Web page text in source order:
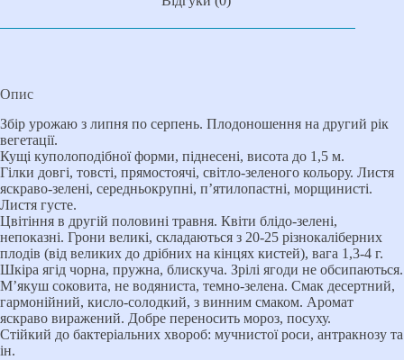
Опис
Збір урожаю з липня по серпень. Плодоношення на другий рік
вегетації.
Кущі куполоподібної форми, піднесені, висота до 1,5 м.
Гілки довгі, товсті, прямостоячі, світло-зеленого кольору. Листя
яскраво-зелені, середньокрупні, п’ятилопастні, морщинисті.
Листя густе.
Цвітіння в другій половині травня. Квіти блідо-зелені,
непоказні. Грони великі, складаються з 20-25 різнокаліберних
плодів (від великих до дрібних на кінцях кистей), вага 1,3-4 г.
Шкіра ягід чорна, пружна, блискуча. Зрілі ягоди не обсипаються.
М’якуш соковита, не водяниста, темно-зелена. Смак десертний,
гармонійний, кисло-солодкий, з винним смаком. Аромат
яскраво виражений. Добре переносить мороз, посуху.
Стійкий до бактеріальних хвороб: мучнистої роси, антракнозу та
ін.